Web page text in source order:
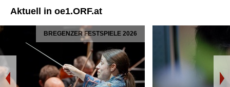
Aktuell in oe1.ORF.at
BREGENZER FESTSPIELE 2026